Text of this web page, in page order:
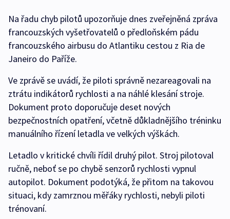
Na řadu chyb pilotů upozorňuje dnes zveřejněná zpráva
francouzských vyšetřovatelů o předloňském pádu
francouzského airbusu do Atlantiku cestou z Ria de
Janeiro do Paříže.
Ve zprávě se uvádí, že piloti správně nezareagovali na
ztrátu indikátorů rychlosti a na náhlé klesání stroje.
Dokument proto doporučuje deset nových
bezpečnostních opatření, včetně důkladnějšího tréninku
manuálního řízení letadla ve velkých výškách.
Letadlo v kritické chvíli řídil druhý pilot. Stroj pilotoval
ručně, neboť se po chybě senzorů rychlosti vypnul
autopilot. Dokument podotýká, že přitom na takovou
situaci, kdy zamrznou měřáky rychlosti, nebyli piloti
trénovaní.